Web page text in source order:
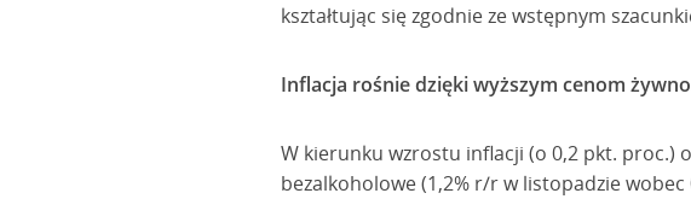
kształtując się zgodnie ze wstępnym
Inflacja rośnie dzięki wyższym cenom
W kierunku wzrostu inflacji (o 0,2 pkt. proc.)
bezalkoholowe (1,2% r/r w listopadzie